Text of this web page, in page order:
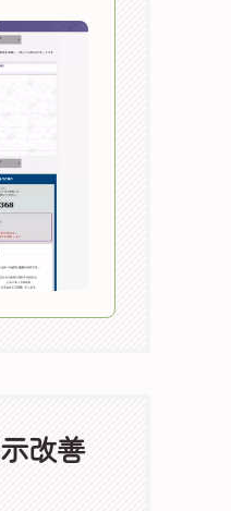
改善